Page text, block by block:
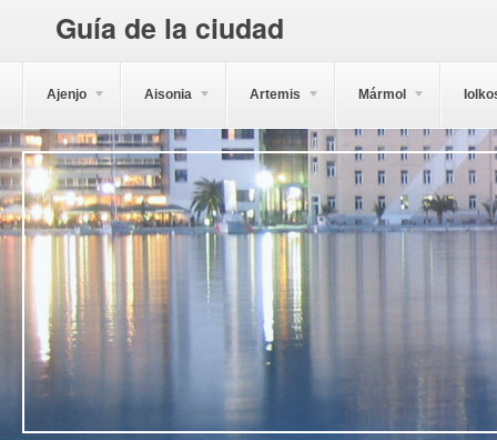
Guía de la ciudad
Ajenjo Aisonia Artemis Mármol